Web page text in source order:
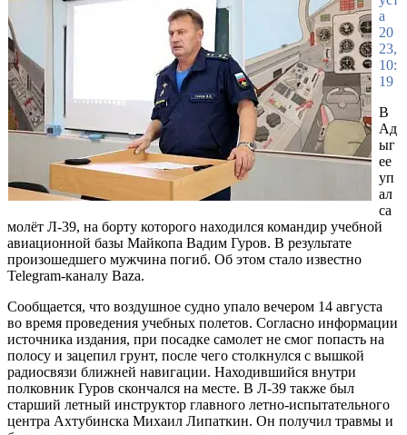
а
20
23,
10:
19
В
Ад
ыг
ее
уп
ал
са
молёт Л-39, на борту которого находился командир учебной
авиационной базы Майкопа Вадим Гуров. В результате
произошедшего мужчина погиб. Об этом стало известно
Telegram-каналу Baza.
Сообщается, что воздушное судно упало вечером 14 августа
во время проведения учебных полетов. Согласно информации
источника издания, при посадке самолет не смог попасть на
полосу и зацепил грунт, после чего столкнулся с вышкой
радиосвязи ближней навигации. Находившийся внутри
полковник Гуров скончался на месте. В Л-39 также был
старший летный инструктор главного летно-испытательного
центра Ахтубинска Михаил Липаткин. Он получил травмы и